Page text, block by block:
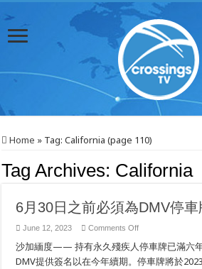
Home » Tag:California (page 110)
Tag Archives: California
6月30日之前必須為DMV停車
June 12, 2023 Comments Offon
月
日
沙加緬度—— 持有永久殘疾人停車牌已滿六
DMV提供簽名以在今年續期。停車牌將於